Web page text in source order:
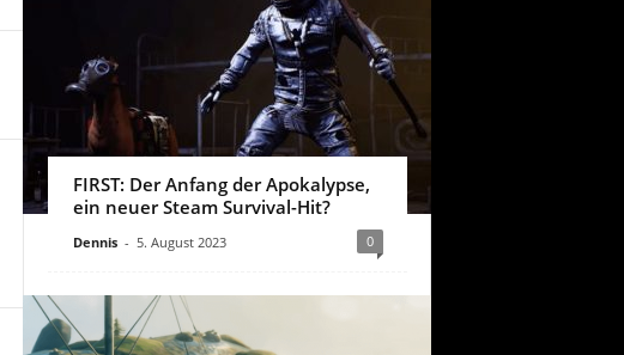
FIRST: Der Anfang der Apokalypse,
ein neuer Steam Survival-Hit?
Dennis - 5. August 2023 0